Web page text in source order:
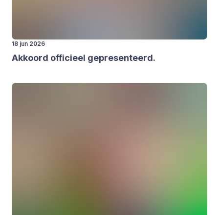
18 jun 2026
Akkoord offi­ci­eel gepre­sen­teerd.